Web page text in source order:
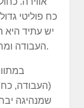
כח פוליטי
יש עתיד
העבודה ומרצ? יש דמוקרטיה, אבל אין כח פוליטי גדול.
(העבודה,
שמנהיגה